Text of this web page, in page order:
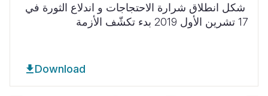
شكل انطلاق شرارة الاحتجاجات و اندلاع الثورة في
17 تشرين الأول
بدء تكشّف الأزمة
Download